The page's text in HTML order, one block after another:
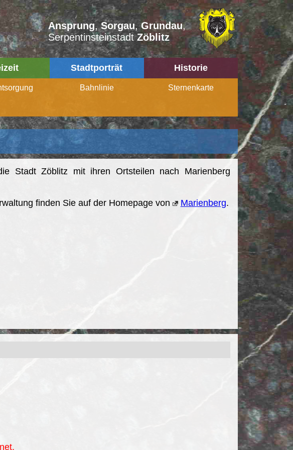
Ansprung,Sorgau,Grundau,
SerpentinsteinstadtZöblitz
Stadtporträt Historie
Bahnlinie Sternenkarte
Stadt Zöblitz mit ihren Ortsteilen nach Marienberg
finden Sie auf der Homepage von Marienberg.